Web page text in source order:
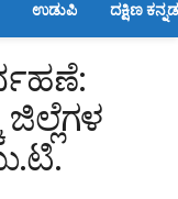
ಉಡುಪಿ ದಕ್ಷಿಣ ಕನ್ನಡ
ಜಿಲ್ಲೆಗಳ